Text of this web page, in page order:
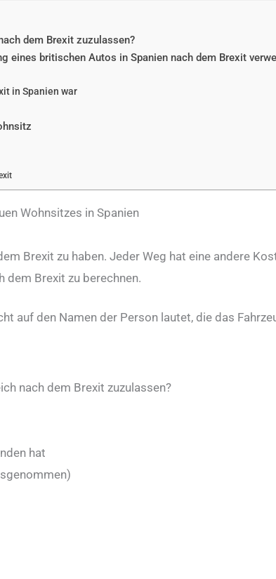
dem Brexit zuzulassen?
eines britischen Autos in Spanien nach dem Brexit
in Spanien war
Wohnsitzes in Spanien
Brexit zu haben. Jeder Weg hat eine andere
dem Brexit zu berechnen.
auf den Namen der Person lautet, die das
nach dem Brexit zuzulassen?
hat